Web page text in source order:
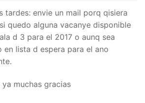
tardes: envie un mail porq qisiera
quedo alguna vacanye disponible
d 3 para el 2017 o aunq sea
en lista d espera para el ano
ya muchas gracias